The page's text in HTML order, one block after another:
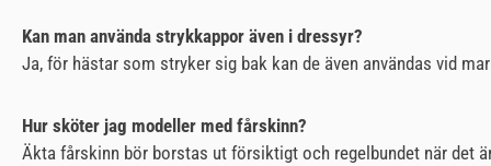
Kan man använda strykkappor även i dressyr?
Ja, för hästar som stryker sig bak kan de även användas vid
Hur sköter jag modeller med fårskinn?
Äkta fårskinn bör borstas ut försiktigt och regelbundet när det